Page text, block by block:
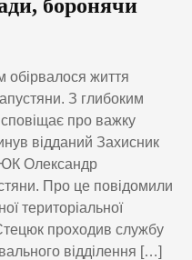
боронячи
обірвалося життя
З глибоким
про важку
відданий Захисник
Олександр
Про це повідомили
територіальної
проходив службу
відділення […]